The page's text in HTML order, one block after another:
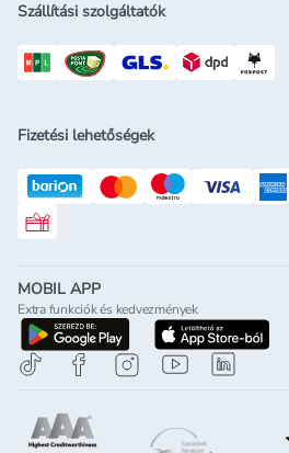
Szállítási szolgáltatók
Fizetési lehetőségek
Rossmann ajándékkártya
MOBIL APP
Extra funkciók és kedvezmények
letöltés a google-